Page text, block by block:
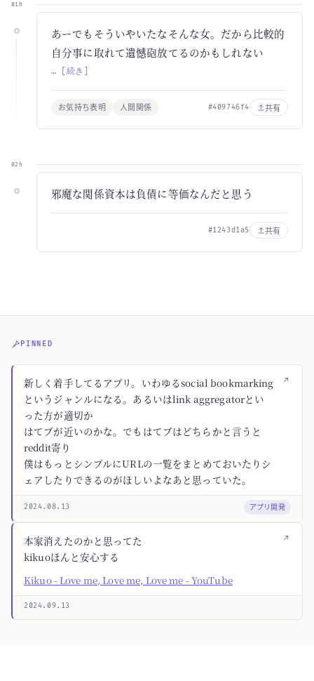
01h
あーでもそういやいたなそんな女。だから比較的
自分事に取れて遺憾砲放てるのかもしれない
… [続き]
お気持ち表明 人間関係 #409746f4 共有
02h
邪魔な関係資本は負債に等価なんだと思う
#1243d1a5 共有
PINNED
↗
新しく着手してるアプリ。いわゆるsocial bookmarking
というジャンルになる。あるいはlink aggregatorとい
った方が適切か
はてブが近いのかな。でもはてブはどちらかと言うと
reddit寄り
僕はもっとシンプルにURLの一覧をまとめておいたりシ
ェアしたりできるのがほしいよなあと思っていた。
2024.08.13 アプリ開発
↗
本家消えたのかと思ってた
kikuoほんと安心する
Kikuo - Love me, Love me, Love me - YouTube
2024.09.13